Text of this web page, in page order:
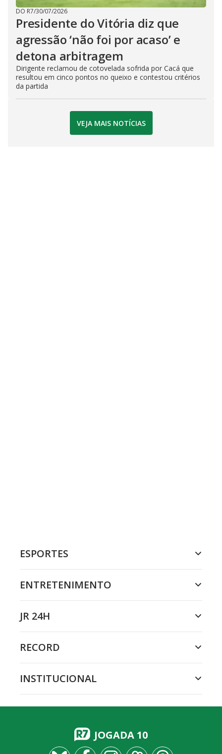
DO R7/30/07/2026
Presidente do Vitória diz que
agressão ‘não foi por acaso’ e
detona arbitragem
Dirigente reclamou de cotovelada sofrida por Cacá que
resultou em cinco pontos no queixo e contestou critérios
da partida
VEJA MAIS NOTÍCIAS
ESPORTES
ENTRETENIMENTO
JR 24H
RECORD
INSTITUCIONAL
JOGADA 10